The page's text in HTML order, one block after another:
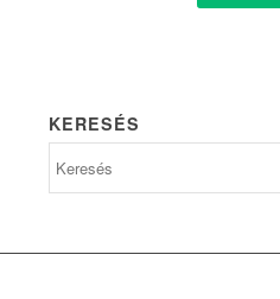
KERESÉS